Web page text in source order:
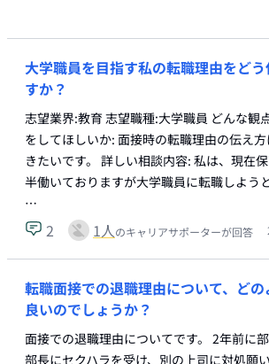
大学職員を目指す私の転職理由をど
すか？
志望業界:教育 志望職種:大学職員 どんな観
をしてほしいか: 面接時の転職理由の伝え
きたいです。 詳しい相談内容: 私は、現在
半働いておりますが大学職員に転職しよう
…
2 1人のキャリアサポーターが回答
転職面接での退職理由について、ど
良いのでしょうか？
面接での退職理由についてです。 2年前に
部長にセクハラを受け、別の上司に対処願